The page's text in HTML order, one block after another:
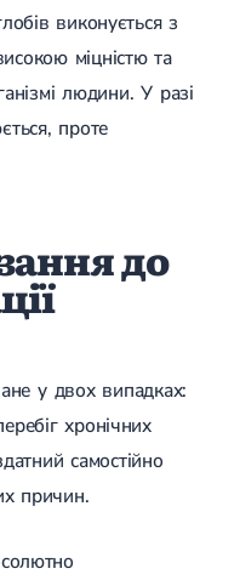
захворювання (ГРЗ)
бронхіт
при вагітності
виконується з
міцністю та
людини. У разі
проте
до
у двох випадках:
хронічних
самостійно
причин.